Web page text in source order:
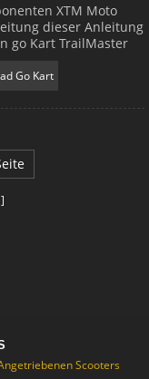
XTM Moto
dieser Anleitung
go Kart TrailMaster
Sie die
Batt...
Go Kart
Scooters